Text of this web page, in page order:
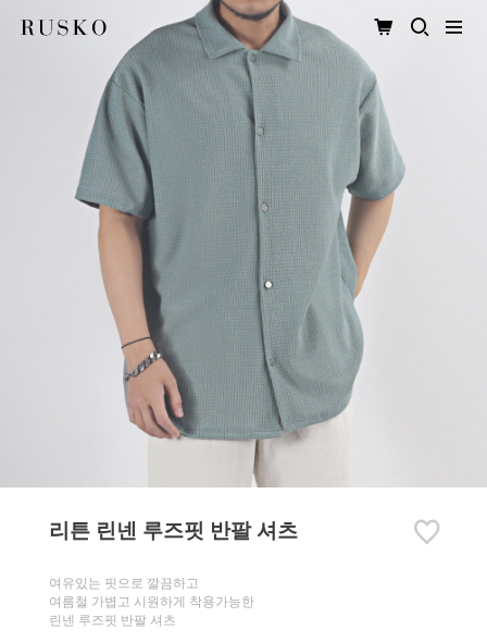
리튼 린넨 루즈핏 반팔 셔츠
여유있는 핏으로 깔끔하고
여름철 가볍고 시원하게 착용가능한
린넨 루즈핏 반팔 셔츠